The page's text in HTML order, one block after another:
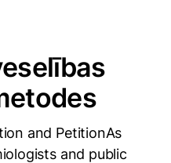
and PetitionAs
and public